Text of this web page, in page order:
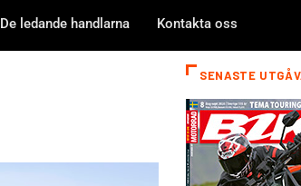
De ledande handlarna Kontakta oss
SENASTE